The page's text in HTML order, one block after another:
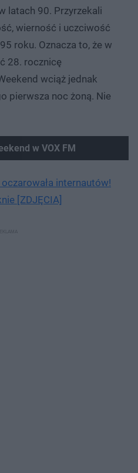
latach 90. Przyrzekali
wierność i uczciwość
roku. Oznacza to, że w
28. rocznicę
wciąż jednak
pierwsza noc żoną. Nie
w VOX FM
internautów!
[ZDJĘCIA]